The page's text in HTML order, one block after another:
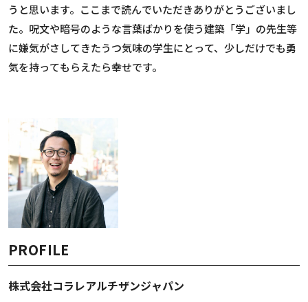
うと思います。ここまで読んでいただきありがとうございまし
た。呪文や暗号のような言葉ばかりを使う建築「学」の先生等
に嫌気がさしてきたうつ気味の学生にとって、少しだけでも勇
気を持ってもらえたら幸せです。
PROFILE
株式会社コラレアルチザンジャパン